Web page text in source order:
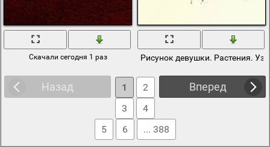
Скачали сегодня 1 раз Рисунок девушки. Растения.
Назад Вперед
1
2
3
4
5
6 ... 388